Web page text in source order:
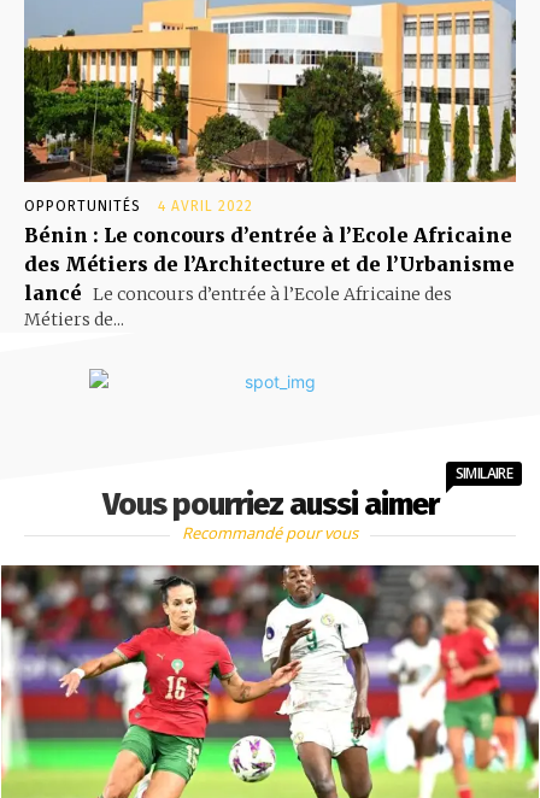
OPPORTUNITÉS 4 AVRIL 2022
Bénin : Le concours d’entrée à l’Ecole Africaine
des Métiers de l’Architecture et de l’Urbanisme
lancé Le concours d’entrée à l’Ecole Africaine des
Métiers de...
Vous pourriez aussi aimer
SIMILAIRE
Recommandé pour vous